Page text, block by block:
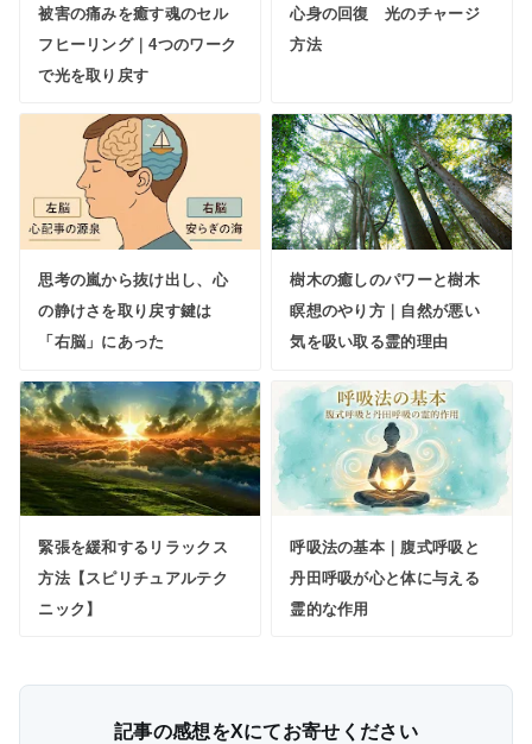
被害の痛みを癒す魂のセル
フヒーリング｜4つのワーク
で光を取り戻す
心身の回復 光のチャージ
方法
思考の嵐から抜け出し、心
の静けさを取り戻す鍵は
「右脳」にあった
樹木の癒しのパワーと樹木
瞑想のやり方｜自然が悪い
気を吸い取る霊的理由
緊張を緩和するリラックス
方法【スピリチュアルテク
ニック】
呼吸法の基本｜腹式呼吸と
丹田呼吸が心と体に与える
霊的な作用
記事の感想をXにてお寄せください